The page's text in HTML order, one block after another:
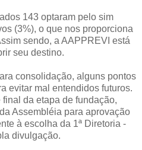
143 optaram pelo sim
(3%), o que nos proporciona
sendo, a AAPPREVI está
seu destino.
consolidação, alguns pontos
evitar mal entendidos futuros.
final da etapa de fundação,
Assembléia para aprovação
à escolha da 1ª Diretoria -
divulgação.